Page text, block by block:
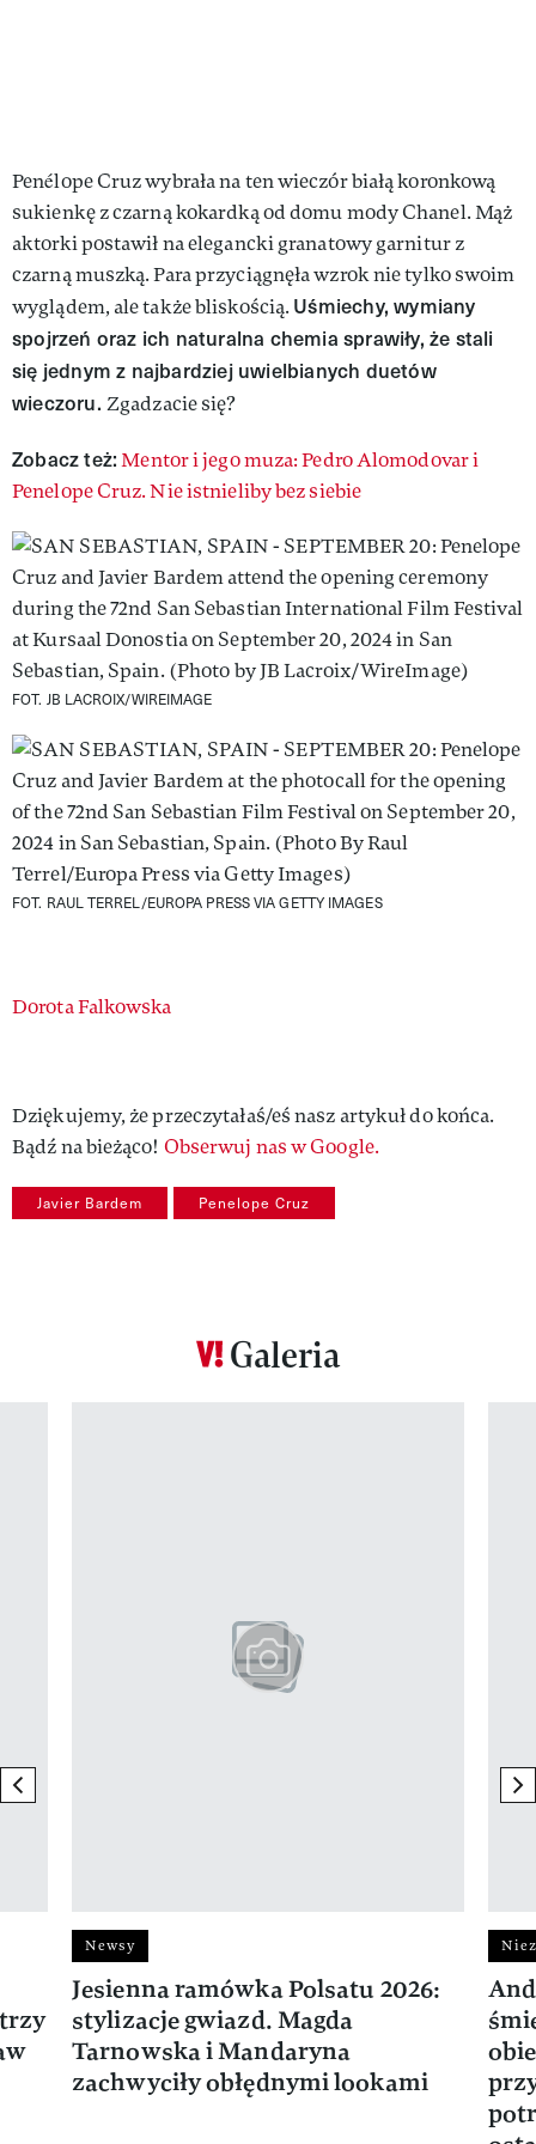
Penélope Cruz wybrała na ten wieczór białą koronkową
sukienkę z czarną kokardką od domu mody Chanel. Mąż
aktorki postawił na elegancki granatowy garnitur z
czarną muszką. Para przyciągnęła wzrok nie tylko swoim
wyglądem, ale także bliskością. Uśmiechy, wymiany
spojrzeń oraz ich naturalna chemia sprawiły, że stali
się jednym z najbardziej uwielbianych duetów
wieczoru. Zgadzacie się?
Zobacz też: Mentor i jego muza: Pedro Alomodovar i
Penelope Cruz. Nie istnieliby bez siebie
FOT. JB LACROIX/WIREIMAGE
FOT. RAUL TERREL/EUROPA PRESS VIA GETTY IMAGES
Authors
Dorota Falkowska
Dziękujemy, że przeczytałaś/eś nasz artykuł do końca.
Bądź na bieżąco! Obserwuj nas w Google.
Javier Bardem Penelope Cruz
Galeria
previous element
Newsy
Jesienna ramówka Polsatu 2026:
stylizacje gwiazd. Magda
Tarnowska i Mandaryna
zachwyciły obłędnymi lookami